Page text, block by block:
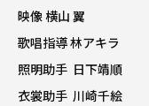
映像 横山 翼
歌唱指導 林アキラ
照明助手 日下靖順
衣裳助手 川崎千絵